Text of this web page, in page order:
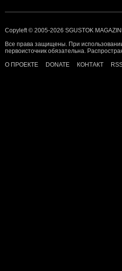
Copyleft © 2005-2026 SGUSTOK
Все права защищены. При
первоисточник обязательна.
О ПРОЕКТЕ
DONATE КОНТАКТ